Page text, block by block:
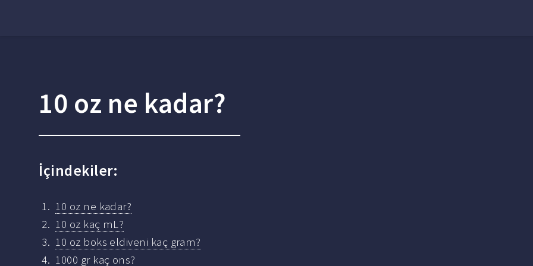
10 oz ne kadar?
İçindekiler:
10 oz ne kadar?
10 oz kaç mL?
10 oz boks eldiveni kaç gram?
1000 gr kaç ons?